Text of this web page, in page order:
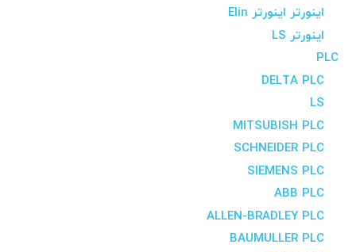
اینورتر اینورتر Elin
اینورتر LS
PLC
DELTA PLC
LS
MITSUBISH PLC
SCHNEIDER PLC
SIEMENS PLC
ABB PLC
ALLEN-BRADLEY PLC
BAUMULLER PLC